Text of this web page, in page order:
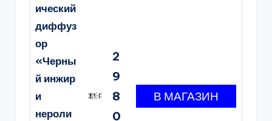
ический
диффуз
ор
«Черны
й инжир
и
нероли
2
9
8
0